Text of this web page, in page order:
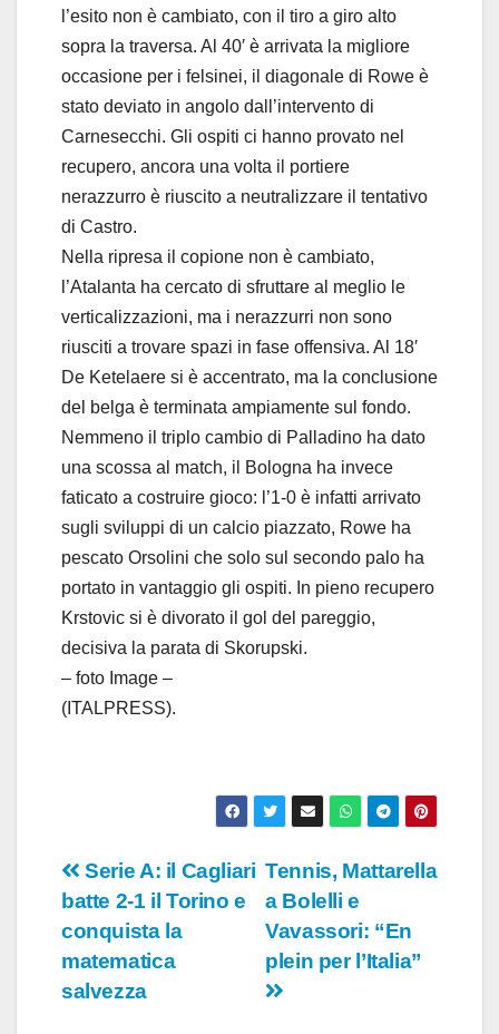
l’esito non è cambiato, con il tiro a giro alto
sopra la traversa. Al 40′ è arrivata la migliore
occasione per i felsinei, il diagonale di Rowe è
stato deviato in angolo dall’intervento di
Carnesecchi. Gli ospiti ci hanno provato nel
recupero, ancora una volta il portiere
nerazzurro è riuscito a neutralizzare il tentativo
di Castro.
Nella ripresa il copione non è cambiato,
l’Atalanta ha cercato di sfruttare al meglio le
verticalizzazioni, ma i nerazzurri non sono
riusciti a trovare spazi in fase offensiva. Al 18′
De Ketelaere si è accentrato, ma la conclusione
del belga è terminata ampiamente sul fondo.
Nemmeno il triplo cambio di Palladino ha dato
una scossa al match, il Bologna ha invece
faticato a costruire gioco: l’1-0 è infatti arrivato
sugli sviluppi di un calcio piazzato, Rowe ha
pescato Orsolini che solo sul secondo palo ha
portato in vantaggio gli ospiti. In pieno recupero
Krstovic si è divorato il gol del pareggio,
decisiva la parata di Skorupski.
– foto Image –
(ITALPRESS).
Navigazione
articoli
Tennis, Mattarella
a Bolelli e
Vavassori: “En
plein per l’Italia”
Serie A: il Cagliari
batte 2-1 il Torino e
conquista la
matematica
salvezza